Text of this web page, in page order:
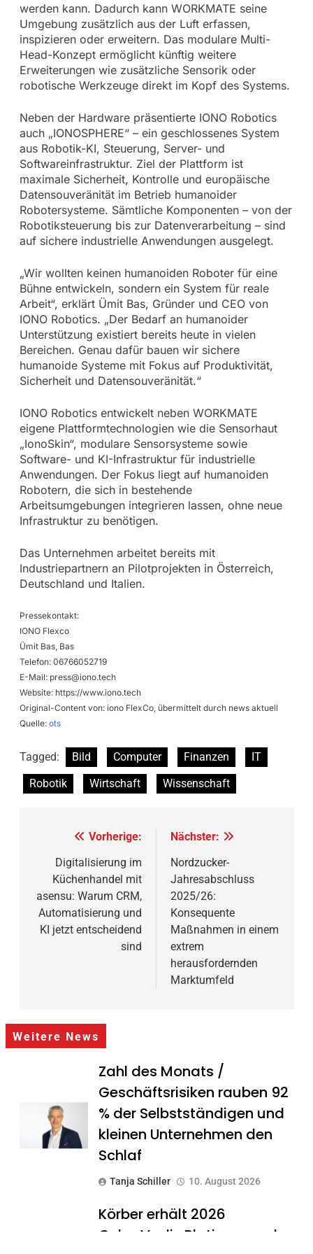
werden kann. Dadurch kann WORKMATE seine
Umgebung zusätzlich aus der Luft erfassen,
inspizieren oder erweitern. Das modulare Multi-
Head-Konzept ermöglicht künftig weitere
Erweiterungen wie zusätzliche Sensorik oder
robotische Werkzeuge direkt im Kopf des Systems.
Neben der Hardware präsentierte IONO Robotics
auch „IONOSPHERE“ – ein geschlossenes System
aus Robotik-KI, Steuerung, Server- und
Softwareinfrastruktur. Ziel der Plattform ist
maximale Sicherheit, Kontrolle und europäische
Datensouveränität im Betrieb humanoider
Robotersysteme. Sämtliche Komponenten – von der
Robotiksteuerung bis zur Datenverarbeitung – sind
auf sichere industrielle Anwendungen ausgelegt.
„Wir wollten keinen humanoiden Roboter für eine
Bühne entwickeln, sondern ein System für reale
Arbeit“, erklärt Ümit Bas, Gründer und CEO von
IONO Robotics. „Der Bedarf an humanoider
Unterstützung existiert bereits heute in vielen
Bereichen. Genau dafür bauen wir sichere
humanoide Systeme mit Fokus auf Produktivität,
Sicherheit und Datensouveränität.“
IONO Robotics entwickelt neben WORKMATE
eigene Plattformtechnologien wie die Sensorhaut
„IonoSkin“, modulare Sensorsysteme sowie
Software- und KI-Infrastruktur für industrielle
Anwendungen. Der Fokus liegt auf humanoiden
Robotern, die sich in bestehende
Arbeitsumgebungen integrieren lassen, ohne neue
Infrastruktur zu benötigen.
Das Unternehmen arbeitet bereits mit
Industriepartnern an Pilotprojekten in Österreich,
Deutschland und Italien.
Pressekontakt:
IONO Flexco
Ümit Bas, Bas
Telefon: 06766052719
E-Mail: press@iono.tech
Website: https://www.iono.tech
Original-Content von: iono FlexCo, übermittelt durch news aktuell
Quelle: ots
Tagged: Bild Computer Finanzen
IT
Robotik
Wirtschaft Wissenschaft
Beitragsnavigation
Vorherige:
Digitalisierung im
Küchenhandel mit
asensu: Warum CRM,
Automatisierung und
KI jetzt entscheidend
sind
Nächster:
Nordzucker-
Jahresabschluss
2025/26:
Konsequente
Maßnahmen in einem
extrem
herausfordernden
Marktumfeld
Weitere News
Zahl des Monats /
Geschäftsrisiken rauben 92
% der Selbstständigen und
kleinen Unternehmen den
Schlaf
Tanja Schiller 10. August 2026
Körber erhält 2026
CyberVadis Platinum und